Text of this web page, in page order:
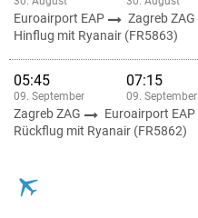
Euroairport EAP
Zagreb ZAG
Hinflug mit Ryanair (FR5863)
05:45
09. September
07:15
09. September
Zagreb ZAG
Euroairport EAP
Rückflug mit Ryanair (FR5862)